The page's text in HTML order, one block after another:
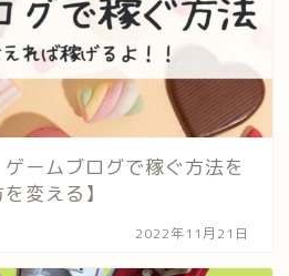
ゲームブログで稼ぐ方法を
変える】
2022年11月21日